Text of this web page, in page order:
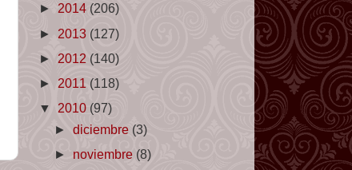
► 2014 (206)
► 2013 (127)
► 2012 (140)
► 2011 (118)
▼ 2010 (97)
►diciembre (3)
► noviembre (8)